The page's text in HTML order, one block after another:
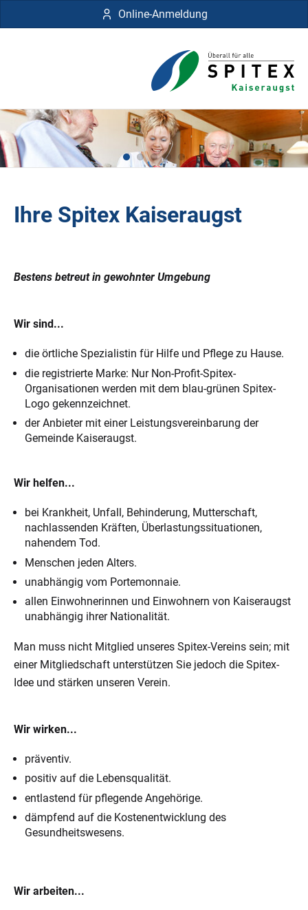
Online-Anmeldung
Ihre Spitex Kaiseraugst
Bestens betreut in gewohnter Umgebung
Wir sind...
die örtliche Spezialistin für Hilfe und Pflege zu Hause.
die registrierte Marke: Nur Non-Profit-Spitex-
Organisationen werden mit dem blau-grünen Spitex-
Logo gekennzeichnet.
der Anbieter mit einer Leistungsvereinbarung der
Gemeinde Kaiseraugst.
Wir helfen...
bei Krankheit, Unfall, Behinderung, Mutterschaft,
nachlassenden Kräften, Überlastungssituationen,
nahendem Tod.
Menschen jeden Alters.
unabhängig vom Portemonnaie.
allen Einwohnerinnen und Einwohnern von Kaiseraugst
unabhängig ihrer Nationalität.
Man muss nicht Mitglied unseres Spitex-Vereins sein; mit
einer Mitgliedschaft unterstützen Sie jedoch die Spitex-
Idee und stärken unseren Verein.
Wir wirken...
präventiv.
positiv auf die Lebensqualität.
entlastend für pflegende Angehörige.
dämpfend auf die Kostenentwicklung des
Gesundheitswesens.
Wir arbeiten...